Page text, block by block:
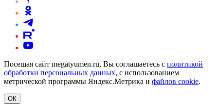
Посещая сайт megatyumen.ru, Вы соглашаетесь с политикой
обработки персональных данных, с использованием
метрической программы Яндекс.Метрика и файлов cookie.
ОК